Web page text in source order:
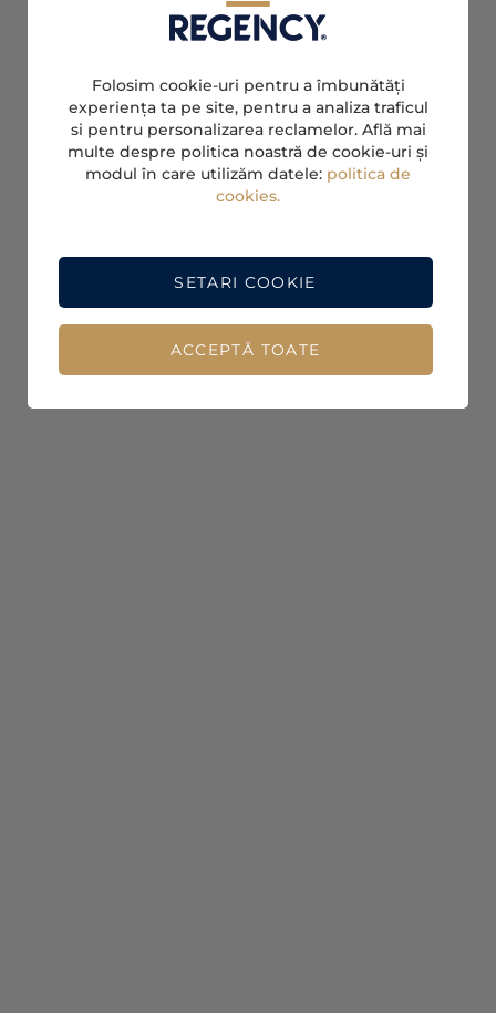
Folosim cookie-uri pentru a îmbunătăți
experiența ta pe site, pentru a analiza traficul
si pentru personalizarea reclamelor. Află mai
multe despre politica noastră de cookie-uri și
modul în care utilizăm datele: politica de
cookies.
ACCEPTĂ TOATE
SETARI COOKIE